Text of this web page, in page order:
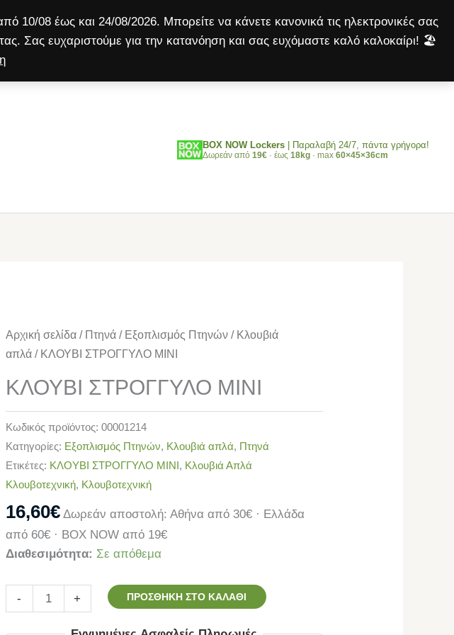
10/08 έως και 24/08/2026. Μπορείτε να κάνετε κανονικά τις ηλεκτρονικές σας
Σας ευχαριστούμε για την κατανόηση και σας ευχόμαστε καλό καλοκαίρι! 🏖️
BOX NOW Lockers | Παραλαβή 24/7, πάντα γρήγορα!
Δωρεάν από 19€ · έως 18kg · max 60×45×36cm
Αρχική σελίδα/ Πτηνά/ Εξοπλισμός Πτηνών/ Κλουβιά
απλά/ ΚΛΟΥΒΙ ΣΤΡΟΓΓΥΛΟ ΜΙΝΙ
ΚΛΟΥΒΙ ΣΤΡΟΓΓΥΛΟ ΜΙΝΙ
Κωδικός προϊόντος: 00001214
Κατηγορίες: Εξοπλισμός Πτηνών, Κλουβιά απλά, Πτηνά
Ετικέτες: ΚΛΟΥΒΙ ΣΤΡΟΓΓΥΛΟ ΜΙΝΙ, Κλουβιά Απλά
Κλουβοτεχνική, Κλουβοτεχνική
16,60€ Δωρεάν αποστολή: Αθήνα από 30€ · Ελλάδα
από 60€ · BOX NOW από 19€
Διαθεσιμότητα: Σε απόθεμα
-
ΚΛΟΥΒΙ
ΣΤΡΟΓΓΥΛΟ
ποσότητα
+ ΠΡΟΣΘΉΚΗ ΣΤΟ ΚΑΛΆΘΙ
ποσότητα